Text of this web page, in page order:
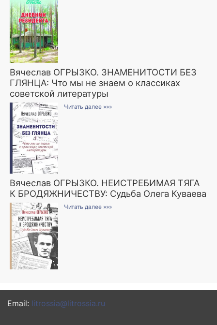
Вячеслав ОГРЫЗКО. ЗНАМЕНИТОСТИ БЕЗ
ГЛЯНЦА: Что мы не знаем о классиках
советской литературы
Читать далее »»»
Вячеслав ОГРЫЗКО. НЕИСТРЕБИМАЯ ТЯГА
К БРОДЯЖНИЧЕСТВУ: Судьба Олега Куваева
Читать далее »»»
Email: litrossia@litrossia.ru